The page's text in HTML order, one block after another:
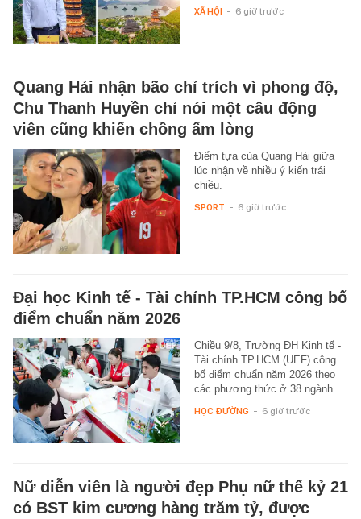
XÃ HỘI - 6 giờ trước
Quang Hải nhận bão chỉ trích vì phong độ,
Chu Thanh Huyền chỉ nói một câu động
viên cũng khiến chồng ấm lòng
Điểm tựa của Quang Hải giữa
lúc nhận về nhiều ý kiến trái
chiều.
SPORT - 6 giờ trước
Đại học Kinh tế - Tài chính TP.HCM công bố
điểm chuẩn năm 2026
Chiều 9/8, Trường ĐH Kinh tế -
Tài chính TP.HCM (UEF) công
bố điểm chuẩn năm 2026 theo
các phương thức ở 38 ngành…
HỌC ĐƯỜNG - 6 giờ trước
Nữ diễn viên là người đẹp Phụ nữ thế kỷ 21
có BST kim cương hàng trăm tỷ, được